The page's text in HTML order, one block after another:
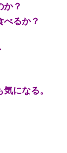
か？
るか？
になる。